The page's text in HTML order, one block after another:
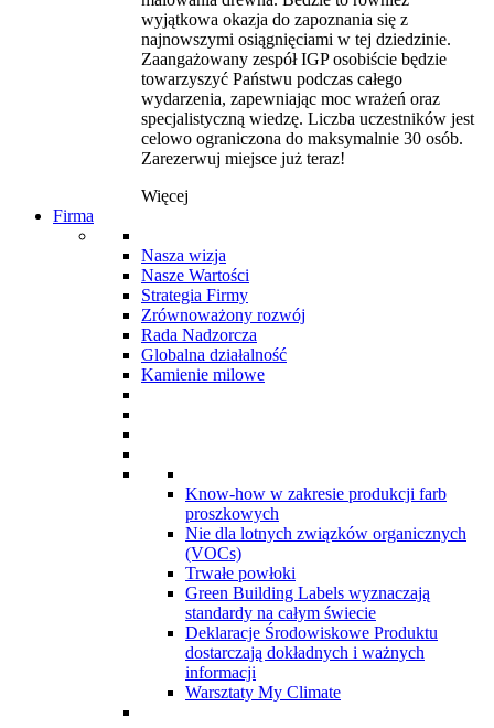
wyjątkowa okazja do zapoznania się z
najnowszymi osiągnięciami w tej dziedzinie.
Zaangażowany zespół IGP osobiście będzie
towarzyszyć Państwu podczas całego
wydarzenia, zapewniając moc wrażeń oraz
specjalistyczną wiedzę. Liczba uczestników jest
celowo ograniczona do maksymalnie 30 osób.
Zarezerwuj miejsce już teraz!
Więcej
Firma
Nasza wizja
Nasze Wartości
Strategia Firmy
Zrównoważony rozwój
Rada Nadzorcza
Globalna działalność
Kamienie milowe
Know-how w zakresie produkcji farb
proszkowych
Nie dla lotnych związków organicznych
(VOCs)
Trwałe powłoki
Green Building Labels wyznaczają
standardy na całym świecie
Deklaracje Środowiskowe Produktu
dostarczają dokładnych i ważnych
informacji
Warsztaty My Climate